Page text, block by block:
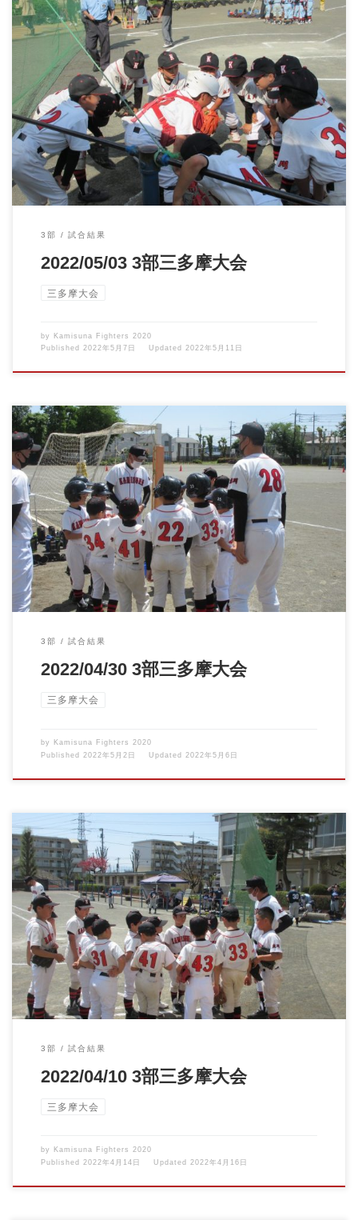
2022/05/04 3部三多摩大会vs羽村タイガー 三多摩大会4 […]
3部 試合結果
2022/05/03 3部三多摩大会
三多摩大会
by Kamisuna Fighters 2020
Published 2022年5月7日 Updated 2022年5月11日
2022/04/30 3部三多摩大会vs多摩エンゼルス 三多摩大会3戦目で
す。 […]
3部 試合結果
2022/04/30 3部三多摩大会
三多摩大会
by Kamisuna Fighters 2020
Published
2022年5月2日 Updated 2022年5月6日
2022/04/10 3部三多摩大会vs小平ニ小クラブ 季節外れの暑さの中
での試 […]
3部 試合結果
2022/04/10 3部三多摩大会
三多摩大会
by Kamisuna Fighters 2020
Published
2022年4月14日 Updated 2022年4月16日